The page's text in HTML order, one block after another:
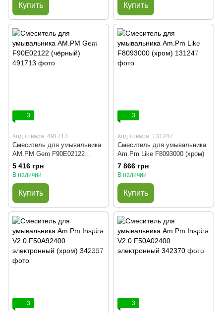
Купить Купить
3
Код товара: 491713
Смеситель для умывальника
AM.PM Gem F90E02122
(чёрный)
5 416 грн
В наличии
Купить
3
Код товара: 131247
Смеситель для умывальника
Am.Pm Like F8093000 (хром)
7 866 грн
В наличии
Купить
3 3